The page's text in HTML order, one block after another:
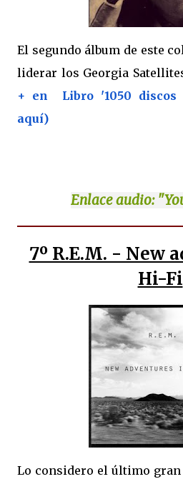
El segundo álbum de este
liderar los Georgia
+ en Libro '1050 discos
aquí)
Enlaceaudio:
7º R.E.M. - New
Hi-Fi
Lo considero el último gran